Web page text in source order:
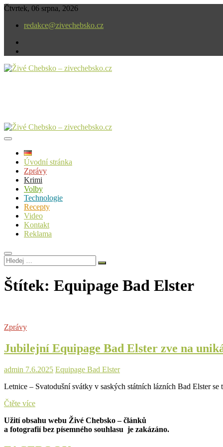
Skip
content
Čtvrtek, 06 srpna, 2026
redakce@zivechebsko.cz
Úvodní stránka
Zprávy
Krimi
Volby
Technologie
Recepty
Video
Kontakt
Reklama
Hledej
…
Štítek: Equipage Bad Elster
Zprávy
Jubilejní Equipage Bad Elster zve na
admin 7.6.2025 Equipage Bad Elster
Letnice – Svatodušní svátky v saských státních lázních Bad Elster
Čtěte víceJubilejní
Bad
Elster
Užití obsahu webu Živé Chebsko – článků
a fotografií bez písemného souhlasu je zakázáno.